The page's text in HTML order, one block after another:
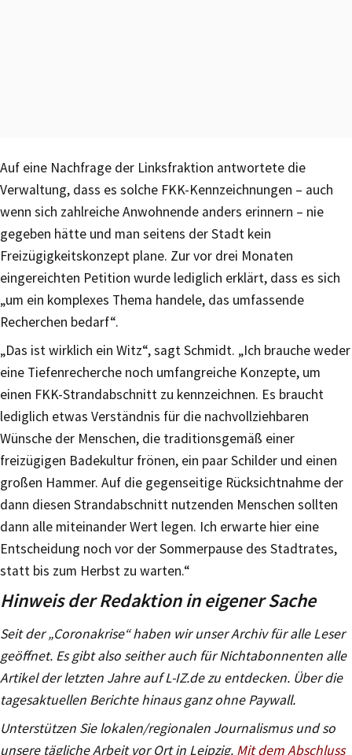
Auf eine Nachfrage der Linksfraktion antwortete die
Verwaltung, dass es solche FKK-Kennzeichnungen – auch
wenn sich zahlreiche Anwohnende anders erinnern – nie
gegeben hätte und man seitens der Stadt kein
Freizügigkeitskonzept plane. Zur vor drei Monaten
eingereichten Petition wurde lediglich erklärt, dass es sich
„um ein komplexes Thema handele, das umfassende
Recherchen bedarf“.
„Das ist wirklich ein Witz“, sagt Schmidt. „Ich brauche weder
eine Tiefenrecherche noch umfangreiche Konzepte, um
einen FKK-Strandabschnitt zu kennzeichnen. Es braucht
lediglich etwas Verständnis für die nachvollziehbaren
Wünsche der Menschen, die traditionsgemäß einer
freizügigen Badekultur frönen, ein paar Schilder und einen
großen Hammer. Auf die gegenseitige Rücksichtnahme der
dann diesen Strandabschnitt nutzenden Menschen sollten
dann alle miteinander Wert legen. Ich erwarte hier eine
Entscheidung noch vor der Sommerpause des Stadtrates,
statt bis zum Herbst zu warten.“
Hinweis der Redaktion in eigener Sache
Seit der „Coronakrise“ haben wir unser Archiv für alle Leser
geöffnet. Es gibt also seither auch für Nichtabonnenten alle
Artikel der letzten Jahre auf L-IZ.de zu entdecken. Über die
tagesaktuellen Berichte hinaus ganz ohne Paywall.
Unterstützen Sie lokalen/regionalen Journalismus und so
unsere tägliche Arbeit vor Ort in Leipzig. Mit dem Abschluss